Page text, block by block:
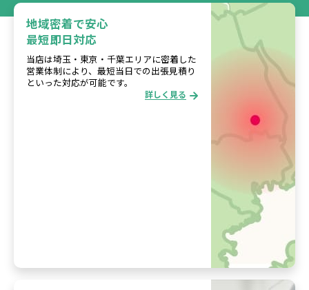
地域密着で安心
最短即日対応
当店は埼玉・東京・千葉エリアに密着した
営業体制により、最短当日での出張見積り
といった対応が可能です。
詳しく見る